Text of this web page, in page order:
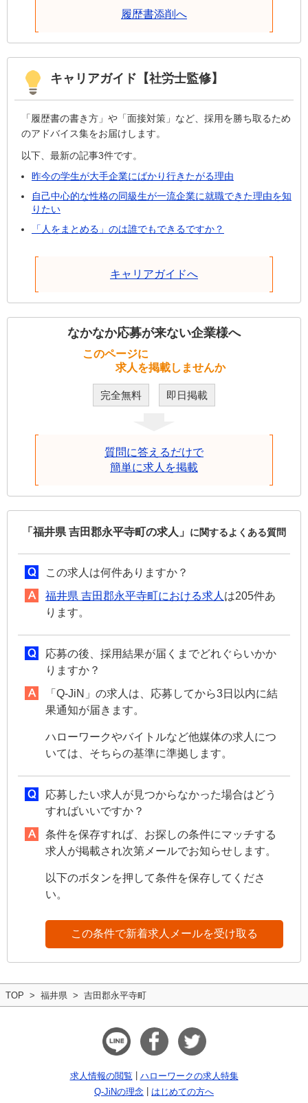
履歴書添削へ
キャリアガイド【社労士監修】
「履歴書の書き方」や「面接対策」など、採用を勝ち取るため
のアドバイス集をお届けします。
以下、最新の記事3件です。
昨今の学生が大手企業にばかり行きたがる理由
自己中心的な性格の同級生が一流企業に就職できた理由を知
りたい
「人をまとめる」のは誰でもできるですか？
キャリアガイドへ
なかなか応募が来ない企業様へ
このページに
求人を掲載しませんか
完全無料 即日掲載
質問に答えるだけで
簡単に求人を掲載
「福井県 吉田郡永平寺町の求人」 に関するよくある質問
この求人は何件ありますか？
福井県 吉田郡永平寺町における求人 は205件あ
ります。
応募の後、採用結果が届くまでどれぐらいかか
りますか？
「Q-JiN」の求人は、応募してから3日以内に結
果通知が届きます。
ハローワークやバイトルなど他媒体の求人につ
いては、そちらの基準に準拠します。
応募したい求人が見つからなかった場合はどう
すればいいですか？
条件を保存すれば、お探しの条件にマッチする
求人が掲載され次第メールでお知らせします。
以下のボタンを押して条件を保存してくださ
い。
この条件で新着求人メールを受け取る
TOP 福井県 吉田郡永平寺町
求人情報の閲覧
ハローワークの求人特集
Q-JiNの理念
はじめての方へ